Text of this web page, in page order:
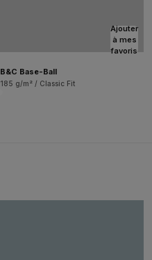
Ajouter
à mes
favoris
B&C Base-Ball
185 g/m² / Classic Fit